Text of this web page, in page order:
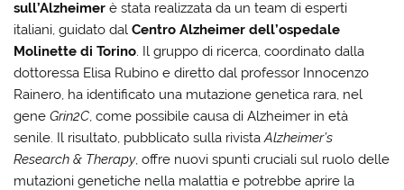
sull’Alzheimer è stata realizzata da un team di esperti
italiani, guidato dalCentro Alzheimer dell’ospedale
Molinette di Torino. Il gruppo di ricerca, coordinato dalla
dottoressa Elisa Rubino e diretto dal professor Innocenzo
Rainero, ha identificato una mutazione genetica rara, nel
geneGrin2C, come possibile causa di Alzheimer in età
senile. Il risultato, pubblicato sulla rivistaAlzheimer’s
Research & Therapy, offre nuovi spunti cruciali sul ruolo delle
mutazioni genetiche nella malattia e potrebbe aprire la